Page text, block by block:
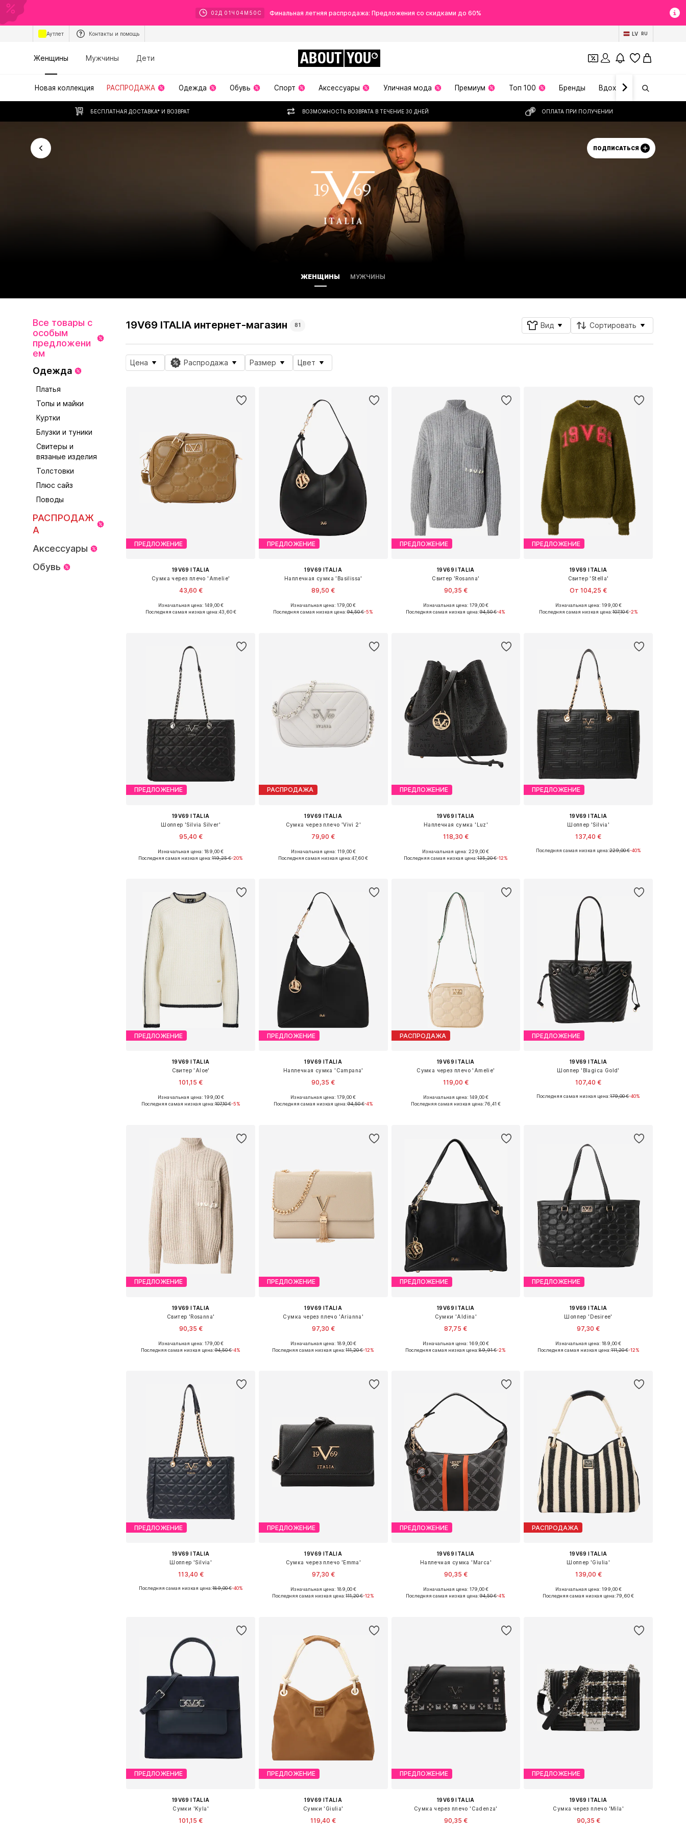
02 Д 01 Ч 04 М 49 С Финальная летняя распродажа: Предложения со скидками до 60%
Аутлет Контакты и помощь LV RU
Женщины Мужчины Дети ABOUT YOU
Новая коллекция РАСПРОДАЖА Одежда Обувь Спорт Аксессуары Уличная мода Премиум Топ 100 Бренды Вдохновение
БЕСПЛАТНАЯ ДОСТАВКА* И ВОЗВРАТ ВОЗМОЖНОСТЬ ВОЗВРАТА В ТЕЧЕНИЕ 30 ДНЕЙ ОПЛАТА ПРИ ПОЛУЧЕНИИ
ПОДПИСАТЬСЯ
ЖЕНЩИНЫ МУЖЧИНЫ
Все товары с
особым
предложени
ем
Одежда
Платья
Топы и майки
Куртки
Блузки и туники
Свитеры и
вязаные изделия
Толстовки
Плюс сайз
Поводы
РАСПРОДАЖ
А
Аксессуары
Обувь
19V69 ITALIA интернет-магазин 81 Вид Сортировать
Цена Распродажа Размер Цвет
ПРЕДЛОЖЕНИЕ
19V69 ITALIA
Сумка через плечо 'Amelie'
43,60 €
Доступные размеры: One Size
Изначальная цена: 149,00 €
Последняя самая низкая цена:43,60 €
ПРЕДЛОЖЕНИЕ
19V69 ITALIA
Наплечная сумка 'Basilissa'
89,50 €
Доступные размеры: One Size
Изначальная цена: 179,00 €
Последняя самая низкая цена:94,50 €-5%
ПРЕДЛОЖЕНИЕ
19V69 ITALIA
Свитер 'Rosanna'
90,35 €
Доступные размеры: XS, S, M, L
Изначальная цена: 179,00 €
Последняя самая низкая цена:94,50 €-4%
ПРЕДЛОЖЕНИЕ
19V69 ITALIA
Свитер 'Stella'
От 104,25 €
Доступные размеры: XS, S, M, L, XL
Изначальная цена: 199,00 €
Последняя самая низкая цена:107,10 €-2%
ПРЕДЛОЖЕНИЕ
19V69 ITALIA
Шоппер 'Silvia Silver'
95,40 €
Доступные размеры: One Size
Изначальная цена: 189,00 €
Последняя самая низкая цена:119,25 €-20%
РАСПРОДАЖА
19V69 ITALIA
Сумка через плечо 'Vivi 2'
79,90 €
Доступные размеры: One Size
Изначальная цена: 119,00 €
Последняя самая низкая цена:47,60 €
ПРЕДЛОЖЕНИЕ
19V69 ITALIA
Наплечная сумка 'Luz'
118,30 €
Доступные размеры: One Size
Изначальная цена: 229,00 €
Последняя самая низкая цена:135,20 €-12%
ПРЕДЛОЖЕНИЕ
19V69 ITALIA
Шоппер 'Silvia'
137,40 €
Доступные размеры: One Size
Последняя самая низкая цена:229,00 €-40%
ПРЕДЛОЖЕНИЕ
19V69 ITALIA
Свитер 'Aloe'
101,15 €
Доступные размеры: XS, S, M, XL
Изначальная цена: 199,00 €
Последняя самая низкая цена:107,10 €-5%
ПРЕДЛОЖЕНИЕ
19V69 ITALIA
Наплечная сумка 'Campana'
90,35 €
Доступные размеры: One Size
Изначальная цена: 179,00 €
Последняя самая низкая цена:94,50 €-4%
РАСПРОДАЖА
19V69 ITALIA
Сумка через плечо 'Amelie'
119,00 €
Доступные размеры: One Size
Изначальная цена: 149,00 €
Последняя самая низкая цена:76,41 €
ПРЕДЛОЖЕНИЕ
19V69 ITALIA
Шоппер 'Blagica Gold'
107,40 €
Доступные размеры: One Size
Последняя самая низкая цена:179,00 €-40%
ПРЕДЛОЖЕНИЕ
19V69 ITALIA
Свитер 'Rosanna'
90,35 €
Доступные размеры: XS, S, M, L, XL
Изначальная цена: 179,00 €
Последняя самая низкая цена:94,50 €-4%
ПРЕДЛОЖЕНИЕ
19V69 ITALIA
Сумка через плечо 'Arianna'
97,30 €
Доступные размеры: One Size
Изначальная цена: 189,00 €
Последняя самая низкая цена:111,20 €-12%
ПРЕДЛОЖЕНИЕ
19V69 ITALIA
Сумки 'Aldina'
87,75 €
Доступные размеры: One Size
Изначальная цена: 169,00 €
Последняя самая низкая цена:89,91 €-2%
ПРЕДЛОЖЕНИЕ
19V69 ITALIA
Шоппер 'Desiree'
97,30 €
Доступные размеры: One Size
Изначальная цена: 189,00 €
Последняя самая низкая цена:111,20 €-12%
ПРЕДЛОЖЕНИЕ
19V69 ITALIA
Шоппер 'Silvia'
113,40 €
Доступные размеры: One Size
Последняя самая низкая цена:189,00 €-40%
ПРЕДЛОЖЕНИЕ
19V69 ITALIA
Сумка через плечо 'Emma'
97,30 €
Доступные размеры: One Size
Изначальная цена: 189,00 €
Последняя самая низкая цена:111,20 €-12%
ПРЕДЛОЖЕНИЕ
19V69 ITALIA
Наплечная сумка 'Marca'
90,35 €
Доступные размеры: One Size
Изначальная цена: 179,00 €
Последняя самая низкая цена:94,50 €-4%
РАСПРОДАЖА
19V69 ITALIA
Шоппер 'Giulia'
139,00 €
Доступные размеры: One Size
Изначальная цена: 199,00 €
Последняя самая низкая цена:79,60 €
ПРЕДЛОЖЕНИЕ
19V69 ITALIA
Сумки 'Kyla'
101,15 €
ПРЕДЛОЖЕНИЕ
19V69 ITALIA
Сумки 'Giulia'
119,40 €
ПРЕДЛОЖЕНИЕ
19V69 ITALIA
Сумка через плечо 'Cadenza'
90,35 €
ПРЕДЛОЖЕНИЕ
19V69 ITALIA
Сумка через плечо 'Mila'
90,35 €